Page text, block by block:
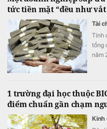
tức tiền mặt “đều như
Tài
Tính
tổng
năm
1 trường đại học thuộc
điểm chuẩn gần chạm
Kinh